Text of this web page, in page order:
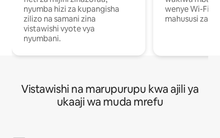
nyumba hizi za kupangisha
zilizo na samani zina
vistawishi vyote vya
nyumbani.
wenye Wi-Fi
mahususi za
Vistawishi na marupurupu kwa ajili ya
ukaaji wa muda mrefu